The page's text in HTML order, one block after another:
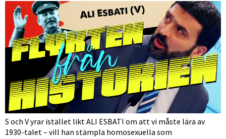
S och V yrar istället likt ALI ESBATI om att vi måste lära av
1930-talet – vill han stämpla homosexuella som